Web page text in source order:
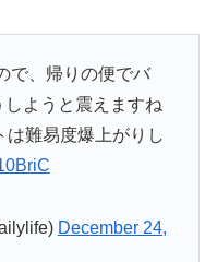
で、帰りの便でバ
ようと震えますね
難易度爆上がりし
December 24,